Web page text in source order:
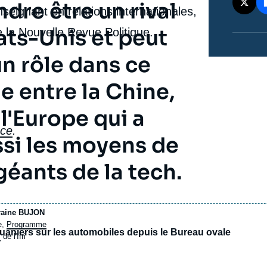
en relations internationales,
Nouvelle Revue Politique.
être un rival
Unis et peut
rôle dans ce
entre la Chine,
qui a
les moyens de
de la tech.
BUJON
Programme
de l'Ifri
.
sur les automobiles depuis le Bureau ovale